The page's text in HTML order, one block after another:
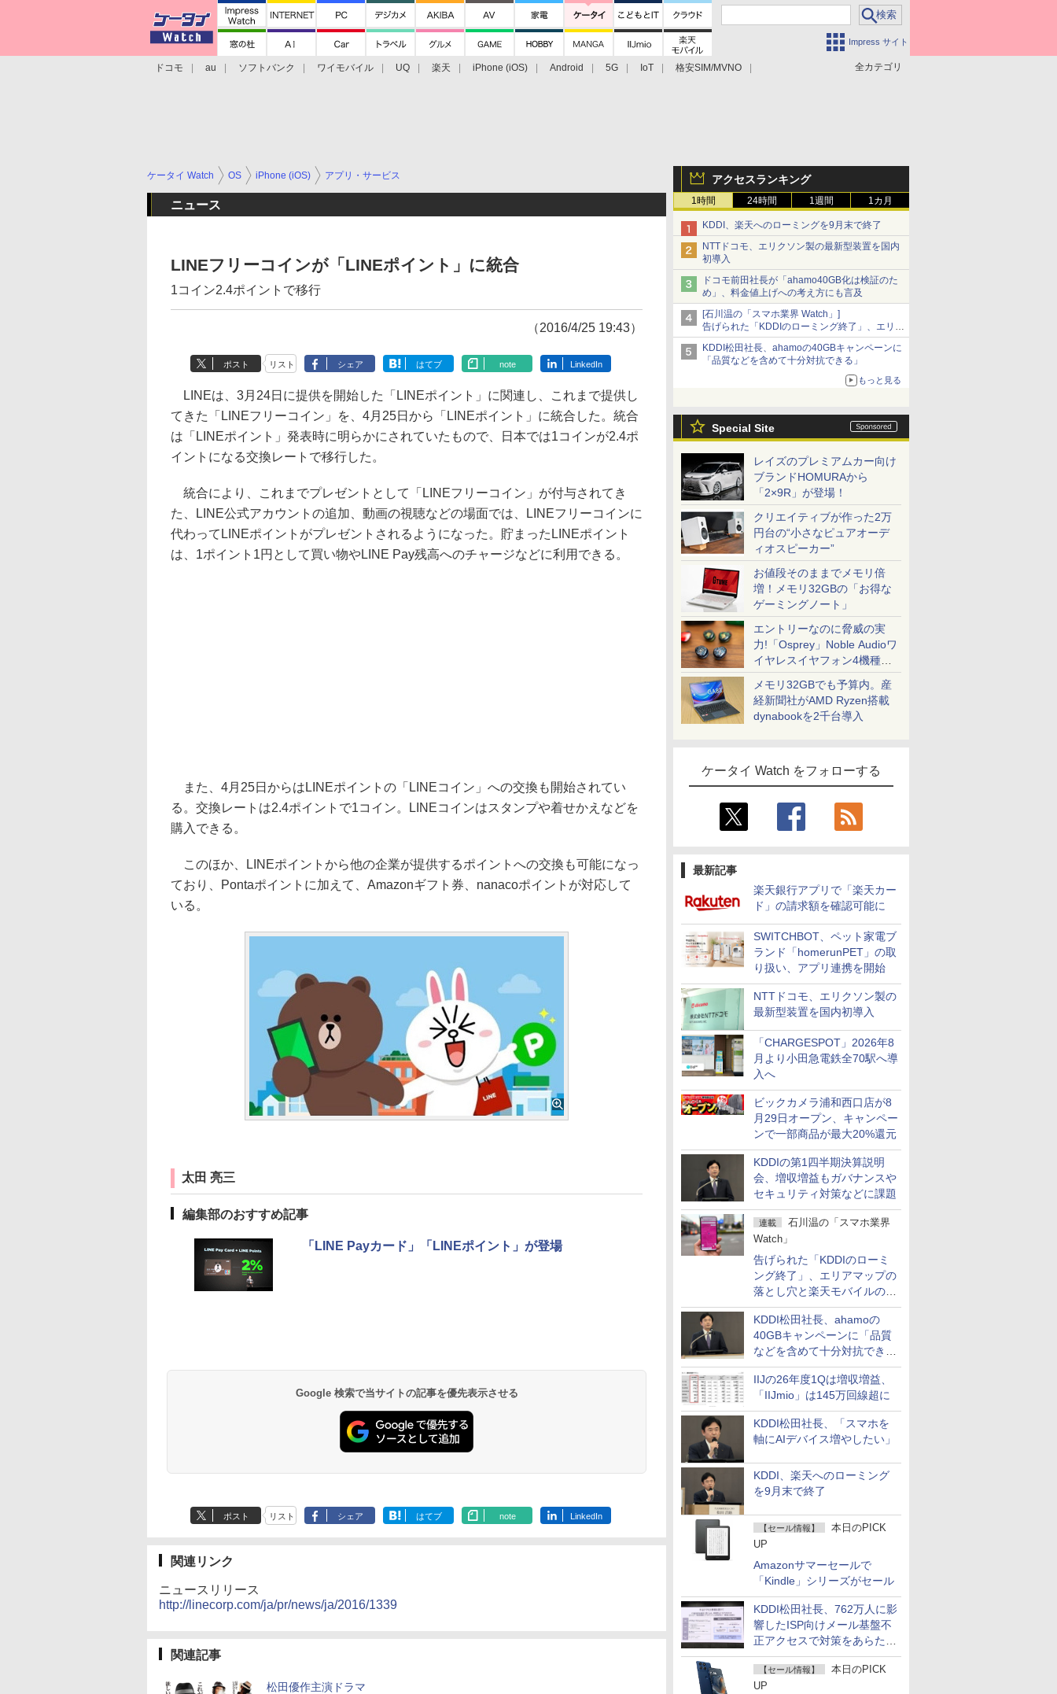
Impress サイト
全カテゴリ
ドコモ au ソフトバンク ワイモバイル UQ 楽天 iPhone (iOS) Android 5G IoT
格安SIM/MVNO
アクセスランキング
1時間 24時間 1週間 1カ月
KDDI、楽天へのローミングを9月末で終了
NTTドコモ、エリクソン製の最新型装置を国内
初導入
ドコモ前田社長が「ahamo40GB化は検証のた
め」、料金値上げへの考え方にも言及
[石川温の「スマホ業界 Watch」]
告げられた「KDDIのローミング終了」、エリア
マップの落とし穴と楽天モバイルの課題
KDDI松田社長、ahamoの40GBキャンペーンに
「品質などを含めて十分対抗できる」
もっと見る
Special Site
レイズのプレミアムカー向け
ブランドHOMURAから
「2×9R」が登場！
クリエイティブが作った2万
円台の“小さなピュアオーデ
ィオスピーカー”
お値段そのままでメモリ倍
増！メモリ32GBの「お得な
ゲーミングノート」
エントリーなのに脅威の実
力!「Osprey」Noble Audioワ
イヤレスイヤフォン4機種を
一気に聴く
メモリ32GBでも予算内。産
経新聞社がAMD Ryzen搭載
dynabookを2千台導入
ケータイ Watch をフォローする
最新記事
楽天銀行アプリで「楽天カー
ド」の請求額を確認可能に
SWITCHBOT、ペット家電ブ
ランド「homerunPET」の取
り扱い、アプリ連携を開始
NTTドコモ、エリクソン製の
最新型装置を国内初導入
「CHARGESPOT」2026年8
月より小田急電鉄全70駅へ導
入へ
ビックカメラ浦和西口店が8
月29日オープン、キャンペー
ンで一部商品が最大20%還元
KDDIの第1四半期決算説明
会、増収増益もガバナンスや
セキュリティ対策などに課題
連載
石川温の「スマホ業界
Watch」
告げられた「KDDIのローミ
ング終了」、エリアマップの
落とし穴と楽天モバイルの課
題
KDDI松田社長、ahamoの
40GBキャンペーンに「品質
などを含めて十分対抗でき
る」
IIJの26年度1Qは増収増益、
「IIJmio」は145万回線超に
KDDI松田社長、「スマホを
軸にAIデバイス増やしたい」
KDDI、楽天へのローミング
を9月末で終了
【セール情報】
本日のPICK
UP
Amazonサマーセールで
「Kindle」シリーズがセール
KDDI松田社長、762万人に影
響したISP向けメール基盤不
正アクセスで対策をあらため
て説明
【セール情報】
本日のPICK
UP
ケータイ Watch OS iPhone (iOS) アプリ・サービス
ニュース
LINEフリーコインが「LINEポイント」に統合
1コイン2.4ポイントで移行
（2016/4/25 19:43）
ポスト リスト シェア はてブ note LinkedIn
LINEは、3月24日に提供を開始した「LINEポイント」に関連し、これまで提供し
てきた「LINEフリーコイン」を、4月25日から「LINEポイント」に統合した。統合
は「LINEポイント」発表時に明らかにされていたもので、日本では1コインが2.4ポ
イントになる交換レートで移行した。
統合により、これまでプレゼントとして「LINEフリーコイン」が付与されてき
た、LINE公式アカウントの追加、動画の視聴などの場面では、LINEフリーコインに
代わってLINEポイントがプレゼントされるようになった。貯まったLINEポイント
は、1ポイント1円として買い物やLINE Pay残高へのチャージなどに利用できる。
また、4月25日からはLINEポイントの「LINEコイン」への交換も開始されてい
る。交換レートは2.4ポイントで1コイン。LINEコインはスタンプや着せかえなどを
購入できる。
このほか、LINEポイントから他の企業が提供するポイントへの交換も可能になっ
ており、Pontaポイントに加えて、Amazonギフト券、nanacoポイントが対応して
いる。
太田 亮三
編集部のおすすめ記事
「LINE Payカード」「LINEポイント」が登場
Google 検索で当サイトの記事を優先表示させる
ポスト リスト シェア はてブ note LinkedIn
関連リンク
ニュースリリース
http://linecorp.com/ja/pr/news/ja/2016/1339
関連記事
松田優作主演ドラマ